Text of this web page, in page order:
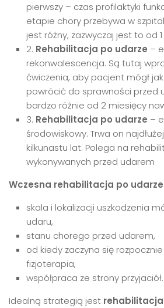
pierwszy – czas profilaktyki
etapie chory przebywa w
jest różny, zazwyczaj jest to od
2. Rehabilitacja po udarze –
rekonwalescencja. Są tutaj
ćwiczenia, aby pacjent mógł
powrócić do sprawności przed
bardzo różnie od 2 miesięcy
3. Rehabilitacja po udarze –
środowiskowy. Trwa on
kilkunastu lat. Polega na
wykonywanych przed udarem
Wczesna rehabilitacja po udarze
skala i lokalizacji uszkodzenia
udaru,
stanu chorego przed udarem,
od kiedy zaczyna się
fizjoterapia,
współpraca ze strony przyjaciół.
Idealną strategią jest